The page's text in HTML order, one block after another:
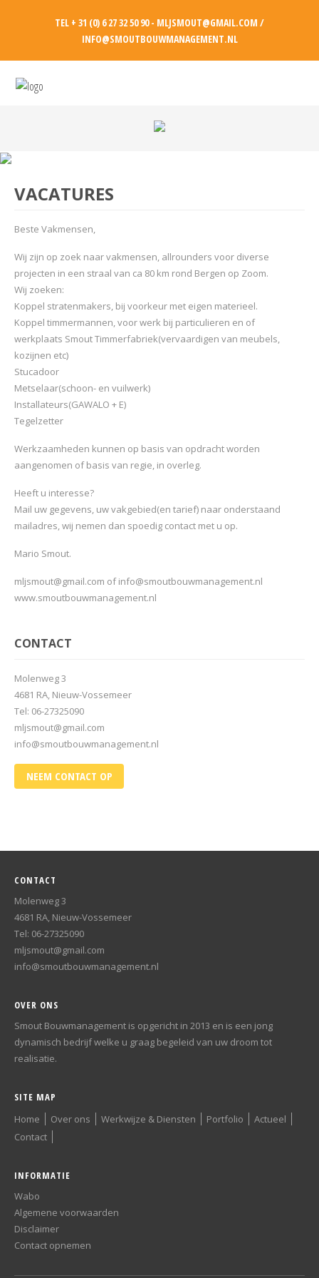
TEL + 31 (0) 6 27 32 50 90 - MLJSMOUT@GMAIL.COM /
INFO@SMOUTBOUWMANAGEMENT.NL
VACATURES
Beste Vakmensen,
Wij zijn op zoek naar vakmensen, allrounders voor diverse
projecten in een straal van ca 80 km rond Bergen op Zoom.
Wij zoeken:
Koppel stratenmakers, bij voorkeur met eigen materieel.
Koppel timmermannen, voor werk bij particulieren en of
werkplaats Smout Timmerfabriek(vervaardigen van meubels,
kozijnen etc)
Stucadoor
Metselaar(schoon- en vuilwerk)
Installateurs(GAWALO + E)
Tegelzetter
Werkzaamheden kunnen op basis van opdracht worden
aangenomen of basis van regie, in overleg.
Heeft u interesse?
Mail uw gegevens, uw vakgebied(en tarief) naar onderstaand
mailadres, wij nemen dan spoedig contact met u op.
Mario Smout.
mljsmout@gmail.com of info@smoutbouwmanagement.nl
www.smoutbouwmanagement.nl
CONTACT
Molenweg 3
4681 RA, Nieuw-Vossemeer
Tel: 06-27325090
mljsmout@gmail.com
info@smoutbouwmanagement.nl
NEEM CONTACT OP
CONTACT
Molenweg 3
4681 RA, Nieuw-Vossemeer
Tel: 06-27325090
mljsmout@gmail.com
info@smoutbouwmanagement.nl
OVER ONS
Smout Bouwmanagement is opgericht in 2013 en is een jong
dynamisch bedrijf welke u graag begeleid van uw droom tot
realisatie.
SITE MAP
Home
Over ons Werkwijze & Diensten Portfolio
Actueel
Contact
INFORMATIE
Wabo
Algemene voorwaarden
Disclaimer
Contact opnemen